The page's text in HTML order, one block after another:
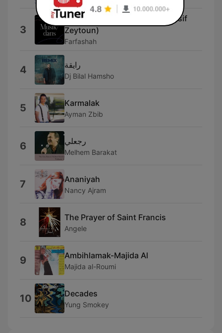
3
Everything Is Aa Lie (feat. Nassif
Zeytoun)
Farfashah
4 رايقة
Dj Bilal Hamsho
5 Karmalak
Ayman Zbib
6 رجعلي
Melhem Barakat
7 Ananiyah
Nancy Ajram
8 The Prayer of Saint Francis
Angele
9 Ambihlamak-Majida Al
Majida al-Roumi
10 Decades
Yung Smokey